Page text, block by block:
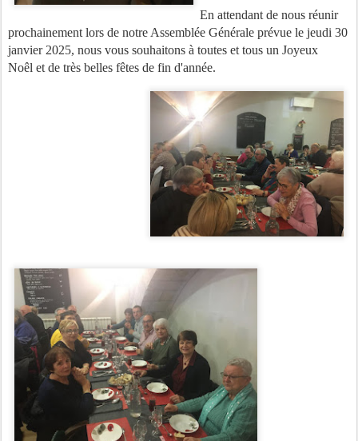
En attendant de nous réunir
prochainement lors de notre Assemblée Générale prévue le jeudi 30
janvier 2025, nous vous souhaitons à toutes et tous un Joyeux
Noêl et de très belles fêtes de fin d'année.